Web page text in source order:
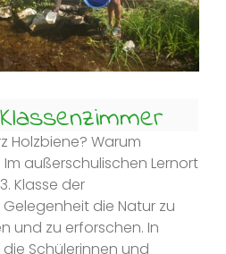
Holzbiene? Warum
außerschulischen Lernort
Klasse der
die Natur zu
und zu erforschen. In
Schülerinnen und